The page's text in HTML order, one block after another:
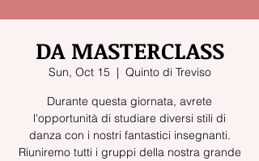
DA MASTERCLASS
Sun, Oct 15
  |
Quinto di Treviso
Durante questa giornata, avrete
l'opportunità di studiare diversi stili di
danza con i nostri fantastici insegnanti.
Riuniremo tutti i gruppi della nostra grande